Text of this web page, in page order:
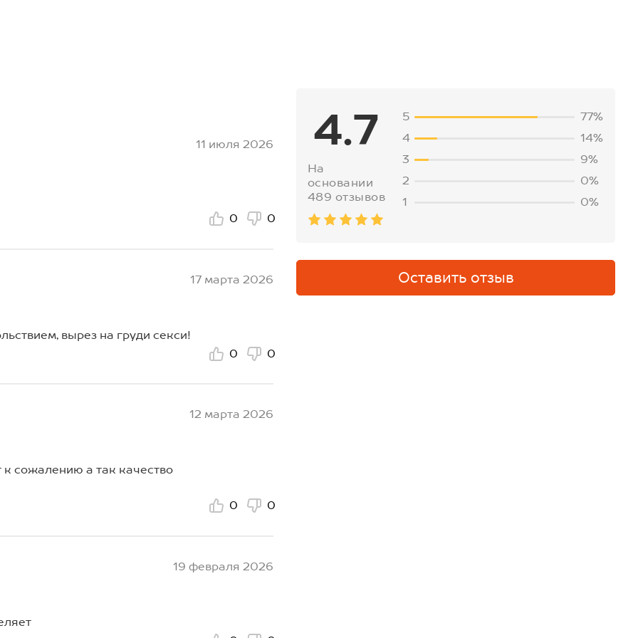
4.7
На
основании
489 отзывов
5
77%
4
14%
3
9%
2
0%
1
0%
Оставить отзыв
11 июля 2026
0 0
17 марта 2026
вырез на груди секси!
0
0
12 марта 2026
к сожалению а так качество
0 0
19 февраля 2026